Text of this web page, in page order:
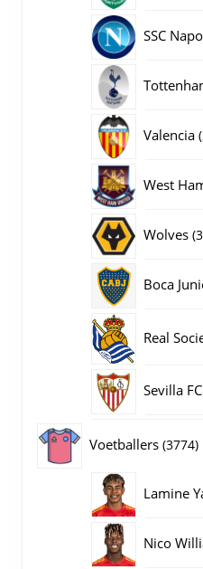
SSC
Valencia
West
Wolves
Boca
Real
Sevilla FC
Voetballers 3774
Lamine
Nico